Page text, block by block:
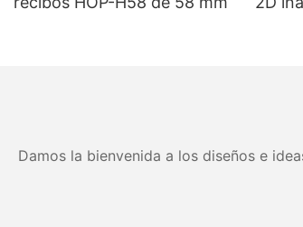
Damos la bienvenida a los diseños e